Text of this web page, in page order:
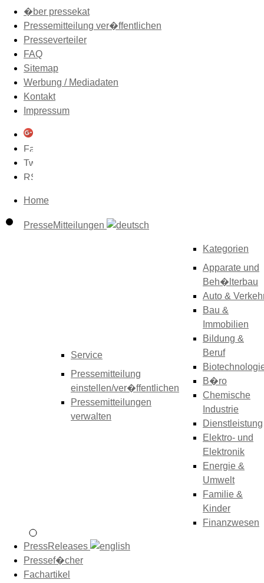
�ber pressekat
Pressemitteilung ver�ffentlichen
Presseverteiler
FAQ
Sitemap
Werbung / Mediadaten
Kontakt
Impressum
Home
PresseMitteilungen
Service
Pressemitteilung
einstellen/ver�ffentlichen
Pressemitteilungen
verwalten
Kategorien
Apparate und
Beh�lterbau
Auto &
Bau &
Immobilien
Bildung &
Beruf
B�ro
Chemische
Industrie
Dienstleistung
Elektro- und
Elektronik
Energie &
Umwelt
Familie &
Kinder
Finanzwesen
PressReleases
Pressef�cher
Fachartikel